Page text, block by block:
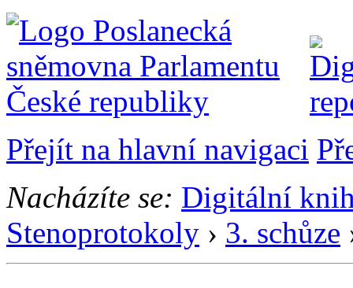
Přejít na hlavní navigaci
Nacházíte se: Digitální
Stenoprotokoly › 3. schůze